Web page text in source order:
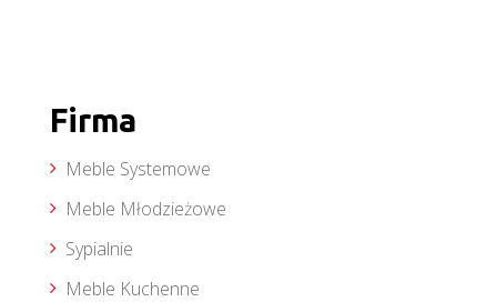
Firma
Meble Systemowe
Meble Młodzieżowe
Sypialnie
Meble Kuchenne